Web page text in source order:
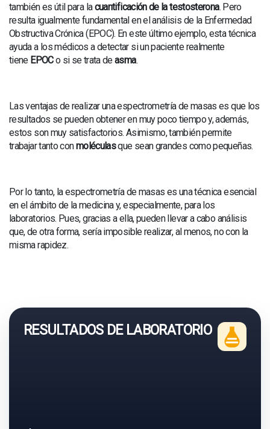
también es útil para lacuantificación de la testosterona. Pero
resulta igualmente fundamental en el análisis de la Enfermedad
Obstructiva Crónica (EPOC). En este último ejemplo, esta técnica
ayuda a los médicos a detectar si un paciente realmente
tiene EPOCo si se trata deasma.
Las ventajas de realizar una espectrometría de masas es que los
resultados se pueden obtener en muy poco tiempo y, además,
estos son muy satisfactorios. Asimismo, también permite
trabajar tanto conmoléculasque sean grandes como pequeñas.
Por lo tanto, la espectrometría de masas es una técnica esencial
en el ámbito de la medicina y, especialmente, para los
laboratorios. Pues, gracias a ella, pueden llevar a cabo análisis
que, de otra forma, sería imposible realizar, al menos, no con la
misma rapidez.
RESULTADOS DE LABORATORIO